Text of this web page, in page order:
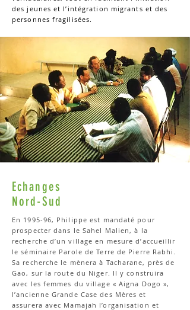
des jeunes et l’intégration migrants et des
personnes fragilisées.
Echanges
Nord-Sud
En 1995-96, Philippe est mandaté pour
prospecter dans le Sahel Malien, à la
recherche d’un village en mesure d’accueillir
le séminaire Parole de Terre de Pierre Rabhi.
Sa recherche le mènera à Tacharane, près de
Gao, sur la route du Niger. Il y construira
avec les femmes du village « Aigna Dogo »,
l’ancienne Grande Case des Mères et
assurera avec Mamajah l’organisation et